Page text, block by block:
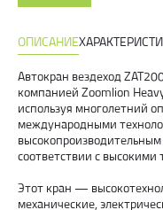
ОПИСАНИЕ
Автокран вездеход
компанией Zoomlion
используя многолетний
международными
соответствии с
Этот кран —
механические,